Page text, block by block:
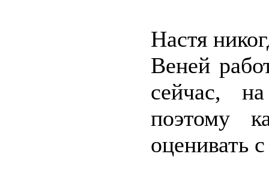
Настя
Веней
сейчас,
поэтому
оценивать